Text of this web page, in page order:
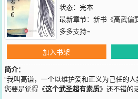
状态：完本
最新章节： 新书《高武偏
多多支持~
加入书架
简介：
“我叫高谦，一个以维护爱和正义为己任的人
您要是觉得《这个武圣超有素质》还不错的